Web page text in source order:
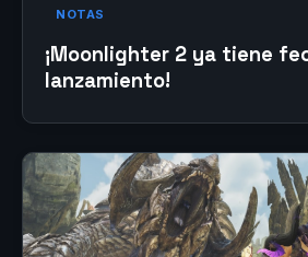
NOTAS
¡Moonlighter 2 ya tiene
lanzamiento!